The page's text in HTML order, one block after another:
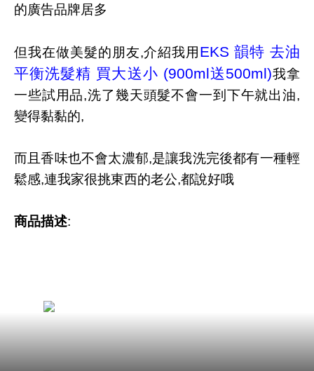
的廣告品牌居多
但我在做美髮的朋友,介紹我用 EKS 韻特 去油
平衡洗髮精 買大送小 (900ml送500ml)我拿
一些試用品,洗了幾天頭髮不會一到下午就出油,
變得黏黏的,
而且香味也不會太濃郁,是讓我洗完後都有一種輕
鬆感,連我家很挑東西的老公,都說好哦
商品描述: